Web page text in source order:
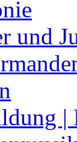
und
|